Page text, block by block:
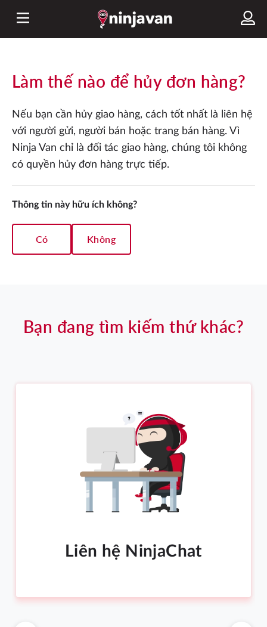
Làm thế nào để hủy đơn hàng?
Nếu bạn cần hủy giao hàng, cách tốt nhất là liên hệ
với người gửi, người bán hoặc trang bán hàng. Vì
Ninja Van chỉ là đối tác giao hàng, chúng tôi không
có quyền hủy đơn hàng trực tiếp.
Thông tin này hữu ích không?
Có Không
Bạn đang tìm kiếm thứ khác?
Liên hệ NinjaChat